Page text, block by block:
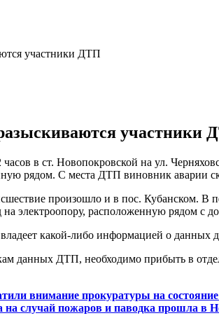
участники ДТП
участники
в ст. Новопокровской на ул.
рядом. С места ДТП виновник аварии
произошло и в пос. Кубанском. В
электроопору, расположенную рядом с
какой-либо информацией о
данных ДТП, необходимо прибыть в
внимание прокуратуры на
случай пожаров и паводка прошла в